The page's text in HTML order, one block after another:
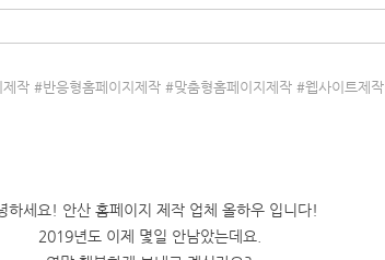
작 #반응형홈페이지제작 #맞춤형홈페이지제작 #웹사이트제작
하세요! 안산 홈페이지 제작 업체 올하우 입니다!
2019년도 이제 몇일 안남았는데요.